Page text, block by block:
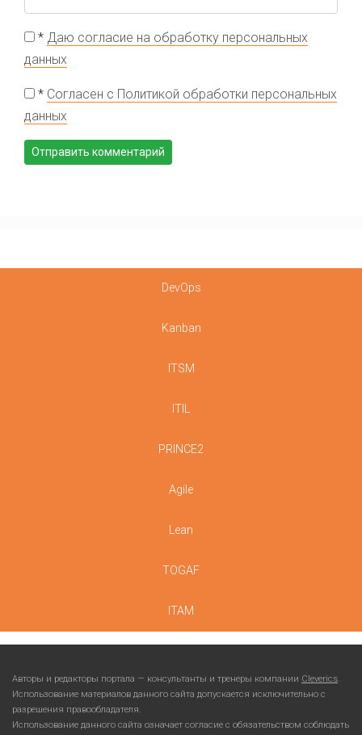
* Даю согласие на обработку персональных
данных
* Согласен с Политикой обработки персональных
данных
DevOps
Kanban
ITSM
ITIL
PRINCE2
Agile
Lean
TOGAF
ITAM
Авторы и редакторы портала — консультанты и тренеры компании Cleverics.
Использование материалов данного сайта допускается исключительно с
разрешения правообладателя.
Использование данного сайта означает согласие с обязательством соблюдать